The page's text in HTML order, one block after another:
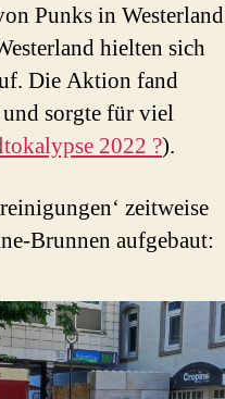
Punks in Westerland
hielten sich
Die Aktion fand
sorgte für viel
2022 ?).
zeitweise
Brunnen aufgebaut: